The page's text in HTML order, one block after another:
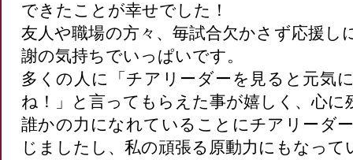
できたことが幸せでした！
友人や職場の方々、毎試合欠かさず応援し
謝の気持ちでいっぱいです。
多くの人に「チアリーダーを見ると元気
ね！」と言ってもらえた事が嬉しく、心に
誰かの力になれていることにチアリーダ
じましたし、私の頑張る原動力にもな